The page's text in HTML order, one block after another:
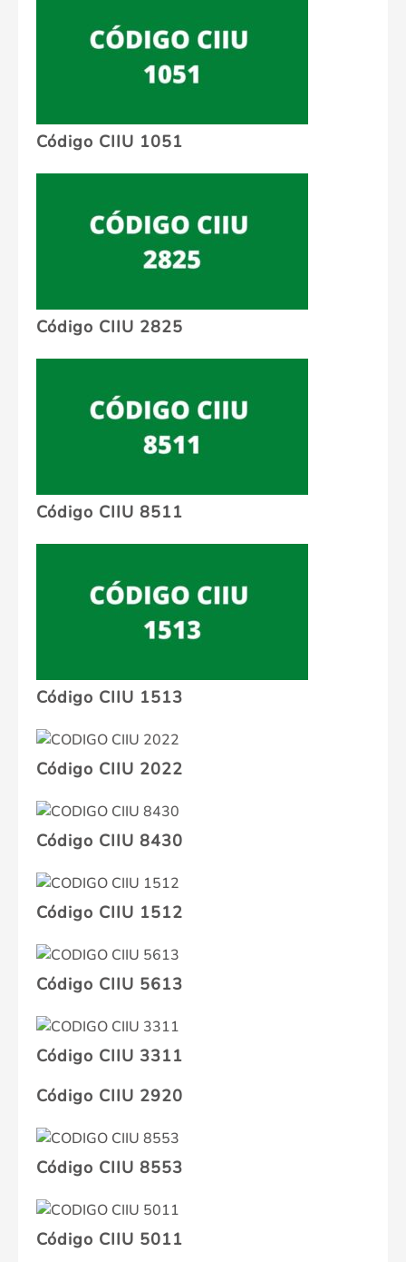
Código CIIU 1051
Código CIIU 2825
Código CIIU 8511
Código CIIU 1513
Código CIIU 2022
Código CIIU 8430
Código CIIU 1512
Código CIIU 5613
Código CIIU 3311
Código CIIU 2920
Código CIIU 8553
Código CIIU 5011